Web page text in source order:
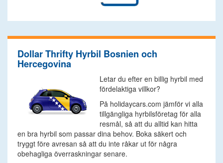
Dollar Thrifty Hyrbil Bosnien och
Hercegovina
Letar du efter en billig hyrbil med
fördelaktiga villkor?
På holidaycars.com jämför vi alla
tillgängliga hyrbilsföretag för alla
resmål, så att du alltid kan hitta
en bra hyrbil som passar dina behov. Boka säkert och
tryggt före avresan så att du inte råkar ut för några
obehagliga överraskningar senare.